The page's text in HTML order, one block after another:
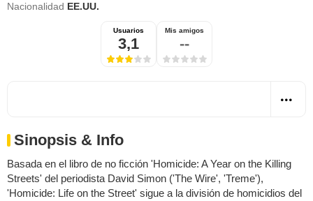
Nacionalidad EE.UU.
Usuarios
3,1
Mis amigos
--
Sinopsis & Info
Basada en el libro de no ficción 'Homicide: A Year on the Killing
Streets' del periodista David Simon ('The Wire', 'Treme'),
'Homicide: Life on the Street' sigue a la división de homicidios del